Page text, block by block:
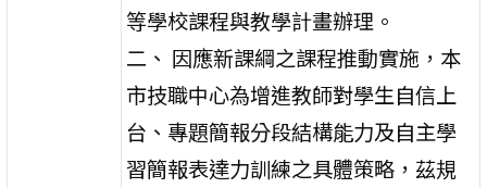
等學校課程與教學計畫辦理。
二、 因應新課綱之課程推動實施，本
市技職中心為增進教師對學生自信上
台、專題簡報分段結構能力及自主學
習簡報表達力訓練之具體策略，茲規